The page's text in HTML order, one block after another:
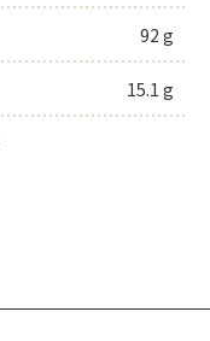
92 g
15.1 g